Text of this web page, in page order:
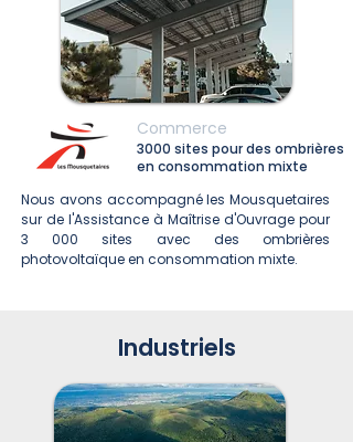
Commerce
3000 sites pour des ombrières
en consommation mixte
Nous avons accompagné les Mousquetaires
sur de l'Assistance à Maîtrise d'Ouvrage pour
3 000 sites avec des ombrières
photovoltaïque en consommation mixte.
Industriels